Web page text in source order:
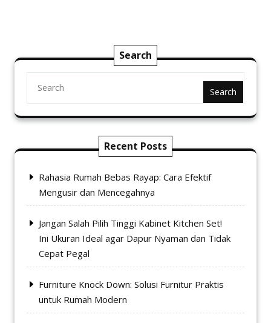
Search
Search
Recent Posts
Rahasia Rumah Bebas Rayap: Cara Efektif
Mengusir dan Mencegahnya
Jangan Salah Pilih Tinggi Kabinet Kitchen Set!
Ini Ukuran Ideal agar Dapur Nyaman dan Tidak
Cepat Pegal
Furniture Knock Down: Solusi Furnitur Praktis
untuk Rumah Modern